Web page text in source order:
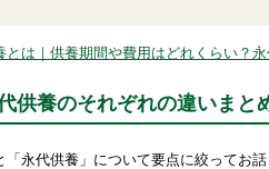
とは｜供養期間や費用はどれくらい？
供養のそれぞれの違いまと
「永代供養」について要点に絞ってお